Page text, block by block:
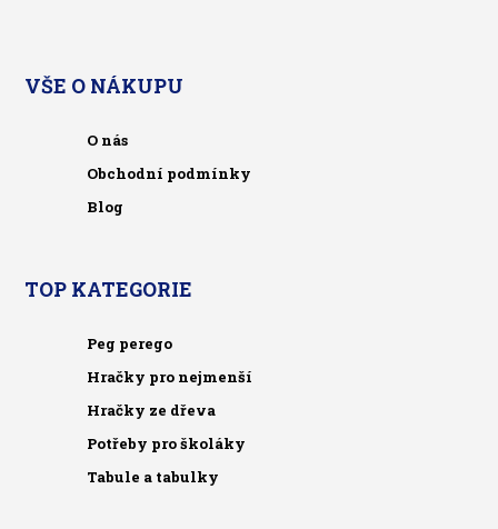
VŠE O NÁKUPU
O nás
Obchodní podmínky
Blog
TOP KATEGORIE
Peg perego
Hračky pro nejmenší
Hračky ze dřeva
Potřeby pro školáky
Tabule a tabulky